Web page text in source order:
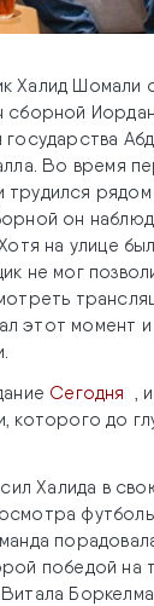
Халид Шомали
сборной
Во время
он
на улице
не мог
этот момент
Сегодня ,
которого до
Халида в
победой на